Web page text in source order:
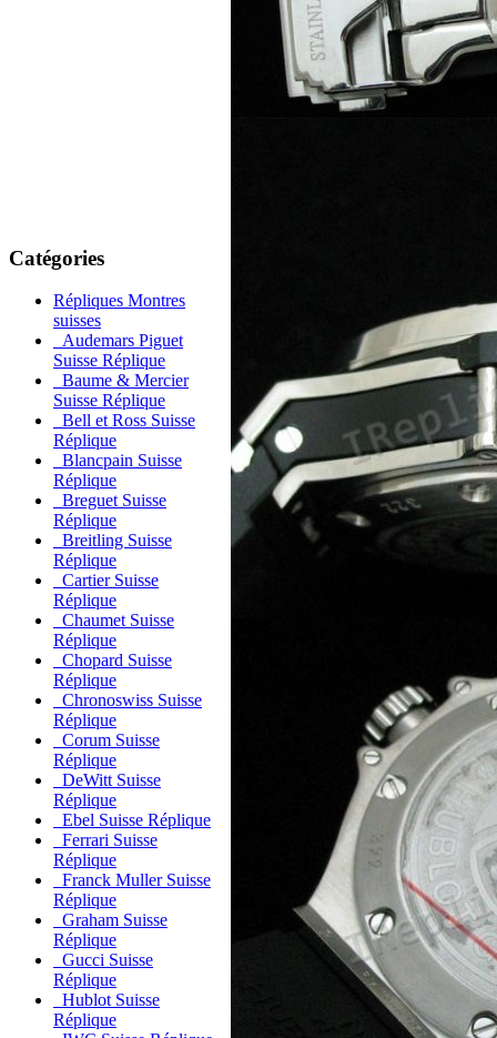
Catégories
Répliques Montres
suisses
Audemars Piguet
Suisse Réplique
Baume & Mercier
Suisse Réplique
Bell et Ross Suisse
Réplique
Blancpain Suisse
Réplique
Breguet Suisse
Réplique
Breitling Suisse
Réplique
Cartier Suisse
Réplique
Chaumet Suisse
Réplique
Chopard Suisse
Réplique
Chronoswiss Suisse
Réplique
Corum Suisse
Réplique
DeWitt Suisse
Réplique
Ebel Suisse Réplique
Ferrari Suisse
Réplique
Franck Muller Suisse
Réplique
Graham Suisse
Réplique
Gucci Suisse
Réplique
Hublot Suisse
Réplique